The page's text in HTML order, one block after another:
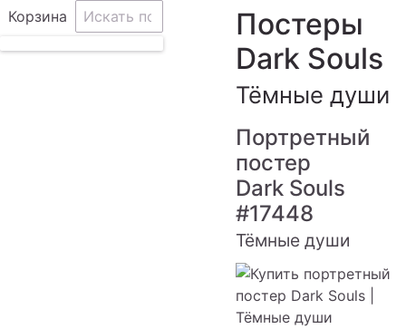
Корзина
Постеры
Dark Souls
Тёмные души
Портретный
постер
Dark Souls
#17448
Тёмные души